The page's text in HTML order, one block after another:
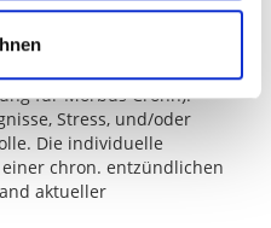
für Morbus Crohn),
für Morbus Crohn).
Stress, und/oder
Die individuelle
chron. entzündlichen
aktueller